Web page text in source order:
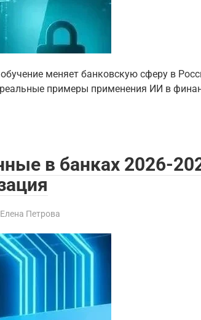
меняет банковскую сферу в
примеры применения ИИ в
в банках 2026-
Елена Петрова